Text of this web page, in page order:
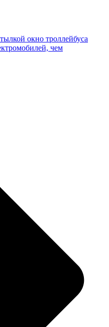
окно троллейбуса
чем